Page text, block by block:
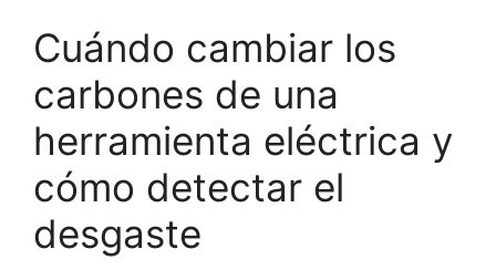
Cuándo cambiar los
carbones de una
herramienta eléctrica y
cómo detectar el
desgaste